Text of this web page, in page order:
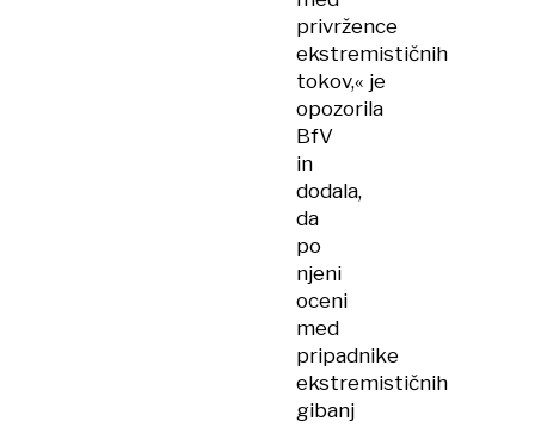
privržence
ekstremističnih
tokov,« je
opozorila
BfV
in
dodala,
da
po
njeni
oceni
med
pripadnike
ekstremističnih
gibanj